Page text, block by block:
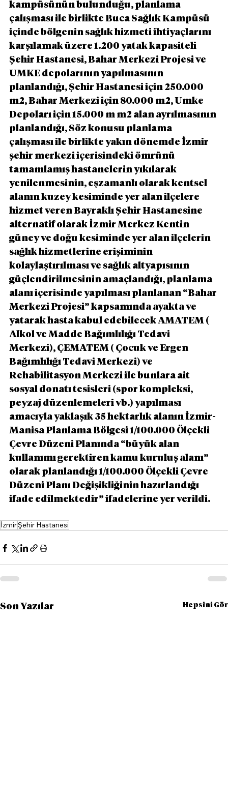
kampüsünün bulunduğu, planlama
çalışması ile birlikte Buca Sağlık Kampüsü
içinde bölgenin sağlık hizmeti ihtiyaçlarını
karşılamak üzere 1.200 yatak kapasiteli
Şehir Hastanesi, Bahar Merkezi Projesi ve
UMKE depolarının yapılmasının
planlandığı, Şehir Hastanesi için 250.000
m2, Bahar Merkezi için 80.000 m2, Umke
Depoları için 15.000 m m2 alan ayrılmasının
planlandığı, Söz konusu planlama
çalışması ile birlikte yakın dönemde İzmir
şehir merkezi içerisindeki ömrünü
tamamlamış hastanelerin yıkılarak
yenilenmesinin, eşzamanlı olarak kentsel
alanın kuzey kesiminde yer alan ilçelere
hizmet veren Bayraklı Şehir Hastanesine
alternatif olarak İzmir Merkez Kentin
güney ve doğu kesiminde yer alan ilçelerin
sağlık hizmetlerine erişiminin
kolaylaştırılması ve sağlık altyapısının
güçlendirilmesinin amaçlandığı, planlama
alanı içerisinde yapılması planlanan “Bahar
Merkezi Projesi” kapsamında ayakta ve
yatarak hasta kabul edebilecek AMATEM (
Alkol ve Madde Bağımlılığı Tedavi
Merkezi), ÇEMATEM ( Çocuk ve Ergen
Bağımlılığı Tedavi Merkezi) ve
Rehabilitasyon Merkezi ile bunlara ait
sosyal donatı tesisleri (spor kompleksi,
peyzaj düzenlemeleri vb.) yapılması
amacıyla yaklaşık 35 hektarlık alanın İzmir-
Manisa Planlama Bölgesi 1/100.000 Ölçekli
Çevre Düzeni Planında “büyük alan
kullanımı gerektiren kamu kuruluş alanı”
olarak planlandığı 1/100.000 Ölçekli Çevre
Düzeni Planı Değişikliğinin hazırlandığı
ifade edilmektedir” ifadelerine yer verildi.
İzmirŞehir Hastanesi
Son Yazılar Hepsini Gör